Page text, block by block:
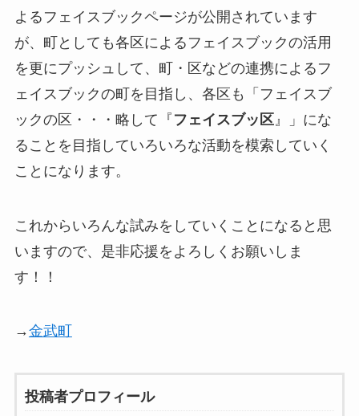
よるフェイスブックページが公開されています
が、町としても各区によるフェイスブックの活用
を更にプッシュして、町・区などの連携によるフ
ェイスブックの町を目指し、各区も「フェイスブ
ックの区・・・略して『 フェイスブッ区』」にな
ることを目指していろいろな活動を模索していく
ことになります。
これからいろんな試みをしていくことになると思
いますので、是非応援をよろしくお願いしま
す！！
→金武町
投稿者プロフィール